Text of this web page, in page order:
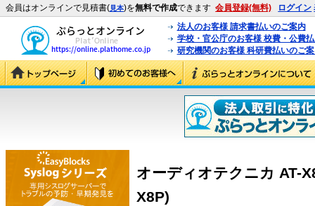
会員はオンラインで見積書(見本)を無料で作成できます 会員登録(無料) ログイン
法人のお客様 請求書払いのご案内
学校・官公庁のお客様 校費・公費
研究機関のお客様 科研費払いのご
オーディオテクニカ AT-
X8P)